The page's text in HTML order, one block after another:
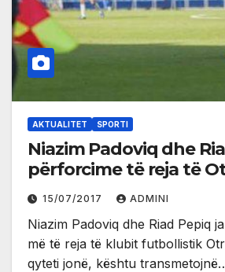
AKTUALITET SPORTI
Niazim Padoviq dhe
përforcime të reja të
15/07/2017 ADMINI
Niazim Padoviq dhe Riad Pepiq
më të reja të klubit futbollistik
qyteti jonë, kështu